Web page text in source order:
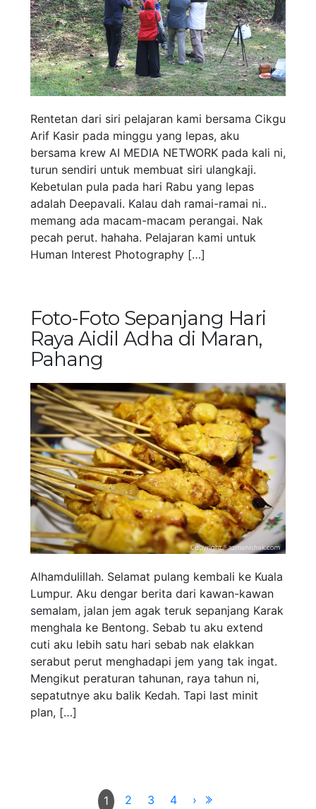
Rentetan dari siri pelajaran kami bersama Cikgu
Arif Kasir pada minggu yang lepas, aku
bersama krew AI MEDIA NETWORK pada kali ni,
turun sendiri untuk membuat siri ulangkaji.
Kebetulan pula pada hari Rabu yang lepas
adalah Deepavali. Kalau dah ramai-ramai ni..
memang ada macam-macam perangai. Nak
pecah perut. hahaha. Pelajaran kami untuk
Human Interest Photography […]
Foto-Foto Sepanjang Hari
Raya Aidil Adha di Maran,
Pahang
Alhamdulillah. Selamat pulang kembali ke Kuala
Lumpur. Aku dengar berita dari kawan-kawan
semalam, jalan jem agak teruk sepanjang Karak
menghala ke Bentong. Sebab tu aku extend
cuti aku lebih satu hari sebab nak elakkan
serabut perut menghadapi jem yang tak ingat.
Mengikut peraturan tahunan, raya tahun ni,
sepatutnye aku balik Kedah. Tapi last minit
plan, […]
1 2 3 4 ›